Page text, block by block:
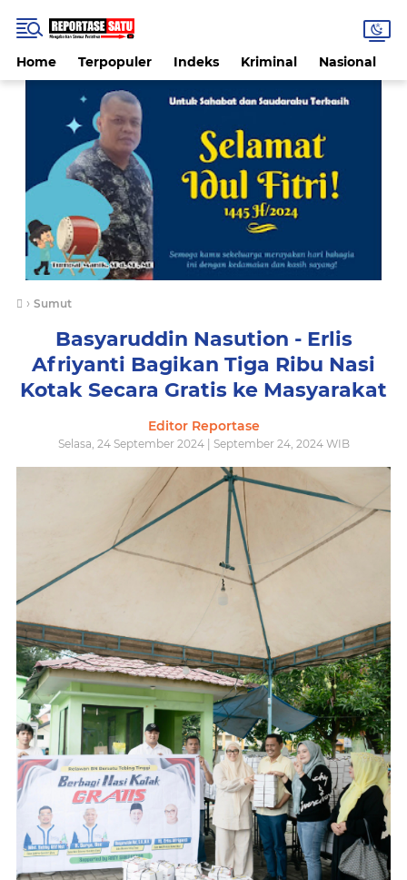
Home Terpopuler Indeks Kriminal Nasional
› Sumut
Basyaruddin Nasution - Erlis
Afriyanti Bagikan Tiga Ribu Nasi
Kotak Secara Gratis ke Masyarakat
Editor Reportase
Selasa, 24 September 2024 | September 24, 2024 WIB